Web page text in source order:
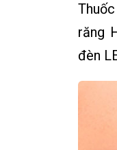
răng
đèn